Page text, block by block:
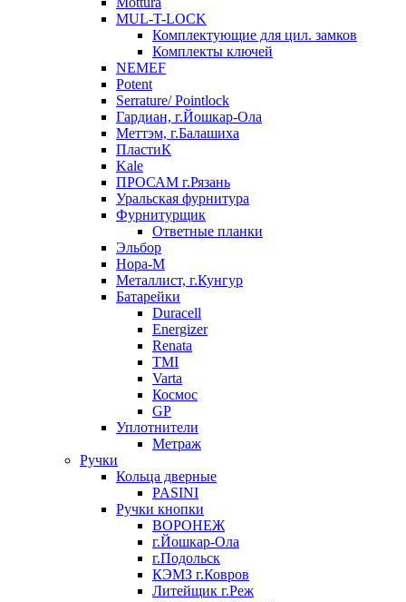
MUL-T-LOCK
Комплектующие для цил. замков
Комплекты ключей
NEMEF
Potent
Serrature/ Pointlock
Гардиан, г.Йошкар-Ола
Меттэм, г.Балашиха
ПластиК
Kale
ПРОСАМ г.Рязань
Уральская фурнитура
Фурнитурщик
Ответные планки
Эльбор
Нора-М
Металлист, г.Кунгур
Батарейки
Duracell
Energizer
Renata
TMI
Varta
Космос
GP
Уплотнители
Метраж
Ручки
Кольца дверные
PASINI
Ручки кнопки
ВОРОНЕЖ
г.Йошкар-Ола
г.Подольск
КЭМЗ г.Ковров
Литейщик г.Реж